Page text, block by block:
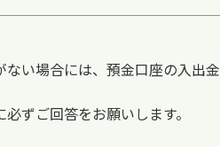
い場合には、預金口座の入出金
ずご回答をお願いします。